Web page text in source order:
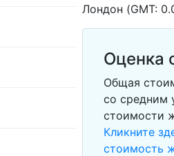
Лондон (GMT:
Оценка
Общая
со средним
стоимости
Кликните
стоимость